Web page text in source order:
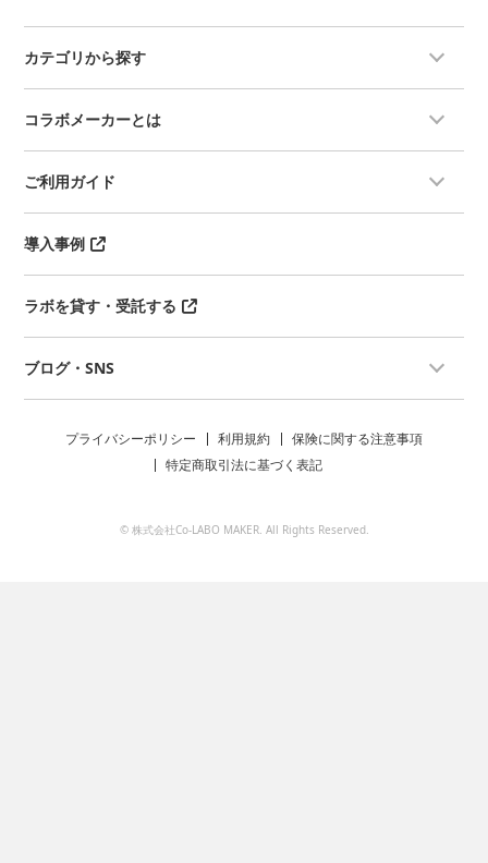
カテゴリから探す
コラボメーカーとは
ご利用ガイド
導入事例
ラボを貸す・受託する
ブログ・SNS
プライバシーポリシー 利用規約
保険に関する注意事項
特定商取引法に基づく表記
© 株式会社Co-LABO MAKER. All Rights Reserved.